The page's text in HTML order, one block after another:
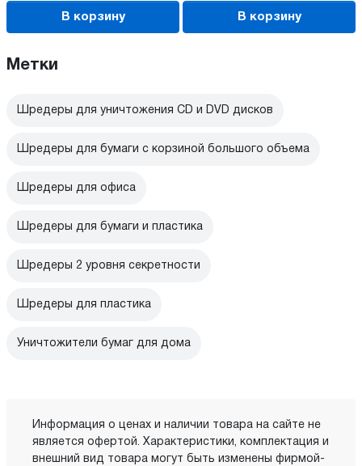
В корзину В корзину
Метки
Шредеры для уничтожения CD и DVD дисков
Шредеры для бумаги с корзиной большого объема
Шредеры для офиса
Шредеры для бумаги и пластика
Шредеры 2 уровня секретности
Шредеры для пластика
Уничтожители бумаг для дома
Информация о ценах и наличии товара на сайте не
является офертой. Характеристики, комплектация и
внешний вид товара могут быть изменены фирмой-